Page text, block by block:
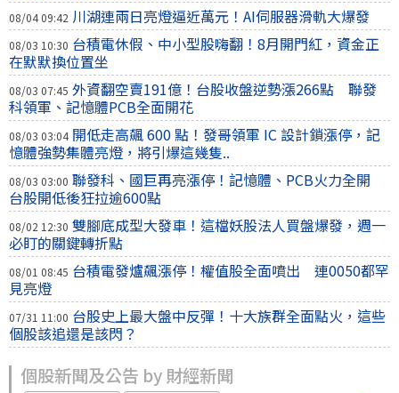
08/04 09:42 川湖連兩日亮燈逼近萬元！AI伺服器滑軌大爆發
08/03 10:30 台積電休假、中小型股嗨翻！8月開門紅，資金正
在默默換位置坐
08/03 07:45 外資翻空賣191億！台股收盤逆勢漲266點 聯發
科領軍、記憶體PCB全面開花
08/03 03:04 開低走高飆 600 點！發哥領軍 IC 設計鎖漲停，記
憶體強勢集體亮燈，將引爆這幾隻..
08/03 03:00 聯發科、國巨再亮漲停！記憶體、PCB火力全開
台股開低後狂拉逾600點
08/02 12:30 雙腳底成型大發車！這檔妖股法人買盤爆發，週一
必盯的關鍵轉折點
08/01 08:45 台積電發爐飆漲停！權值股全面噴出 連0050都罕
見亮燈
07/31 11:00 台股史上最大盤中反彈！十大族群全面點火，這些
個股該追還是該閃？
個股新聞及公告 by 財經新聞